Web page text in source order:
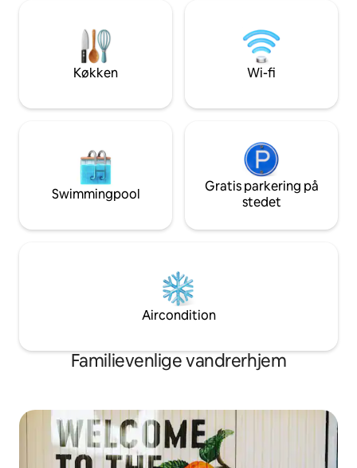
Hostal CC Malasaña, det har 18 enkle
værelser og cuidadas, og fuldt udstyret.
Alle værelser har et privat badeværelse.
Vandrerhjemmet har også WIFI
til 23:00 for at hjælpe dig med dine
den bedste pris. Hostal CC Malasaña
holde reservationen indtil 18:00 på
ankomstdagen, hvis du planlægger at
ankomme til vandrerhjemmet senere
forventede ankomsttidspunkt.
garanterer ikke reservation.
til par eller
søger komfort og
beliggenhed.
Køkken Wi-fi
Swimmingpool
Gratis parkering på
stedet
Aircondition
Familievenlige vandrerhjem